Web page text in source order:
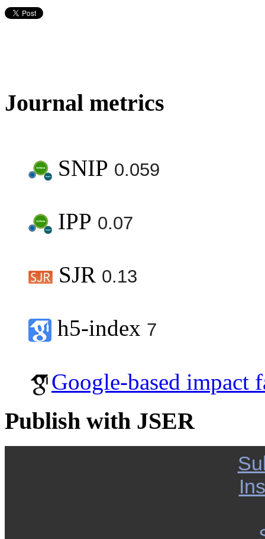
Journal metrics
SNIP 0.059
IPP 0.07
SJR 0.13
h5-index 7
Google-based impact
Publish with JSER